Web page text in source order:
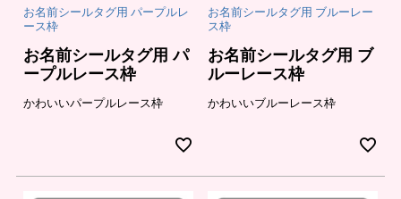
お名前シールタグ用 パープルレ
ース枠
お名前シールタグ用 パ
ープルレース枠
かわいいパープルレース枠
お名前シールタグ用 ブルーレー
ス枠
お名前シールタグ用 ブ
ルーレース枠
かわいいブルーレース枠